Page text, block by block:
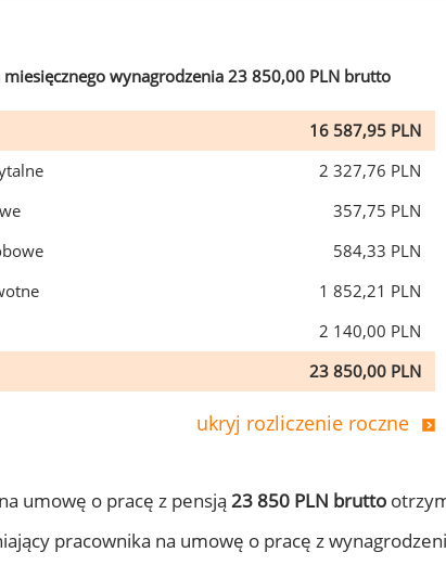
wynagrodzenia 23 850,00 PLN brutto
16 587,95 PLN
2 327,76 PLN
357,75 PLN
584,33 PLN
1 852,21 PLN
2 140,00 PLN
23 850,00 PLN
ukryj rozliczenie roczne
umowę o pracę z pensją 23 850 PLN brutto
pracownika na umowę o pracę z